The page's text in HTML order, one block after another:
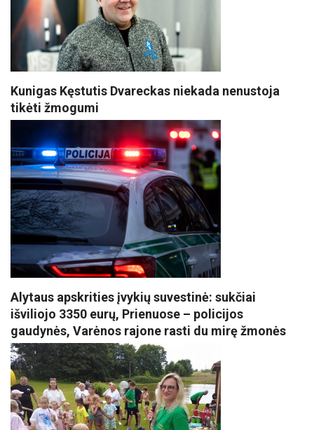
Kunigas Kęstutis Dvareckas niekada nenustoja
tikėti žmogumi
Alytaus apskrities įvykių suvestinė: sukčiai
išviliojo 3350 eurų, Prienuose – policijos
gaudynės, Varėnos rajone rasti du mirę žmonės